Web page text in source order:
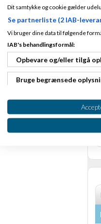
Dit samtykke og cookie gælder
Se partnerliste (2 IAB-
Vi bruger dine data til følgende
IAB's behandlingsformål:
Opbevare og/eller tilgå
Bruge begrænsede
Oprette profiler til
Bruge profiler til at vælge
Bruge profiler til at
Forstå målgrupper